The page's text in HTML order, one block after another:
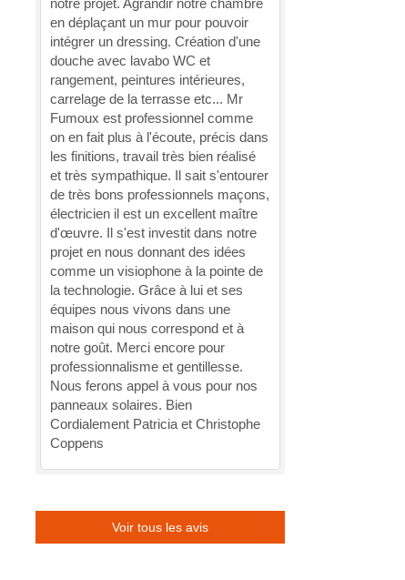
notre projet. Agrandir notre chambre
en déplaçant un mur pour pouvoir
intégrer un dressing. Création d'une
douche avec lavabo WC et
rangement, peintures intérieures,
carrelage de la terrasse etc... Mr
Fumoux est professionnel comme
on en fait plus à l'écoute, précis dans
les finitions, travail très bien réalisé
et très sympathique. Il sait s'entourer
de très bons professionnels maçons,
électricien il est un excellent maître
d'œuvre. Il s'est investit dans notre
projet en nous donnant des idées
comme un visiophone à la pointe de
la technologie. Grâce à lui et ses
équipes nous vivons dans une
maison qui nous correspond et à
notre goût. Merci encore pour
professionnalisme et gentillesse.
Nous ferons appel à vous pour nos
panneaux solaires. Bien
Cordialement Patricia et Christophe
Coppens
Voir tous les avis